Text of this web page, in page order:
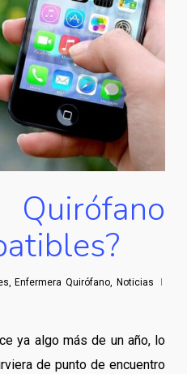
, Enfermera Quirófano, Noticias
ya algo más de un año, lo
de punto de encuentro